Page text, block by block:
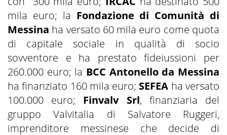
mila euro; la Fondazione di Comunità di
Messina ha versato 60 mila euro come quota
di capitale sociale in qualità di socio
sovventore e ha prestato fideiussioni per
260.000 euro; la BCC Antonello da Messina
ha finanziato 160 mila euro; SEFEA ha versato
100.000 euro; Finvalv Srl, finanziaria del
gruppo Valvitalia di Salvatore Ruggeri,
imprenditore messinese che decide di